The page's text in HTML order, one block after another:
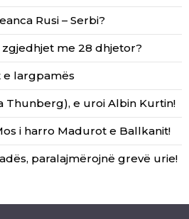
Rusi – Serbi?
zgjedhjet me 28 dhjetor?
e largpamës
Thunberg), e uroi Albin Kurtin!
i harro Madurot e Ballkanit!
paralajmërojnë grevë urie!